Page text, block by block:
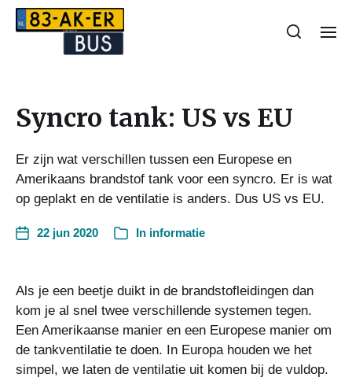
Syncro tank: US vs EU
Er zijn wat verschillen tussen een Europese en
Amerikaans brandstof tank voor een syncro. Er is wat
op geplakt en de ventilatie is anders. Dus US vs EU.
22 jun 2020 In informatie
Als je een beetje duikt in de brandstofleidingen dan
kom je al snel twee verschillende systemen tegen.
Een Amerikaanse manier en een Europese manier om
de tankventilatie te doen. In Europa houden we het
simpel, we laten de ventilatie uit komen bij de vuldop.